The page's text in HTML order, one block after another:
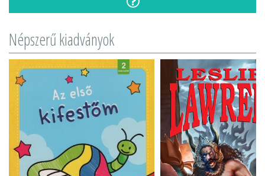
Népszerű kiadványok